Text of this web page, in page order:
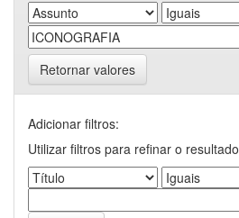
Retornar valores
Adicionar filtros:
Utilizar filtros para refinar o